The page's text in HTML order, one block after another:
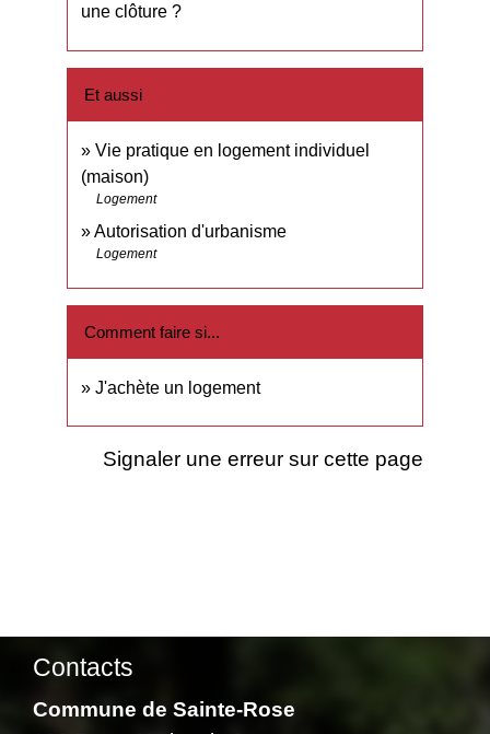
une clôture ?
Et aussi
Vie pratique en logement individuel
(maison)
Logement
Autorisation d'urbanisme
Logement
Comment faire si...
J'achète un logement
Signaler une erreur sur cette page
Contacts
Commune de Sainte-Rose